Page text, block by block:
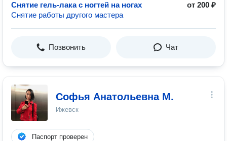
Снятие гель-лака с ногтей на ногах
от 200 ₽
Снятие работы другого мастера
Позвонить Чат
Софья Анатольевна М.
Ижевск
Паспорт проверен